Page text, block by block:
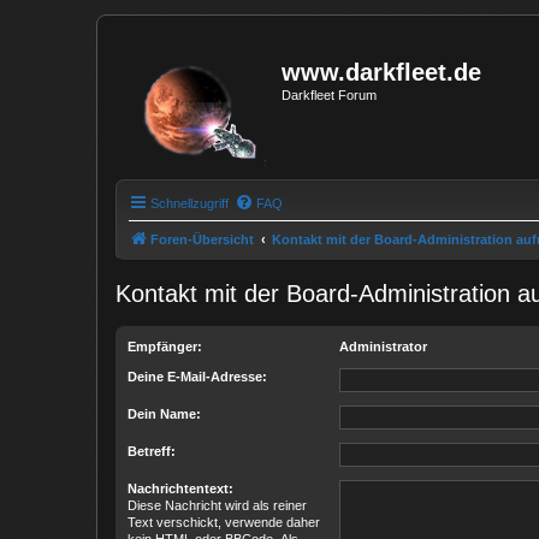
www.darkfleet.de
Darkfleet Forum
Schnellzugriff FAQ
Foren-Übersicht Kontakt mit der Board-Administration
Kontakt mit der Board-Administration
Empfänger: Administrator
Deine E-Mail-Adresse:
Dein Name:
Betreff:
Nachrichtentext:
Diese Nachricht wird als reiner
Text verschickt, verwende daher